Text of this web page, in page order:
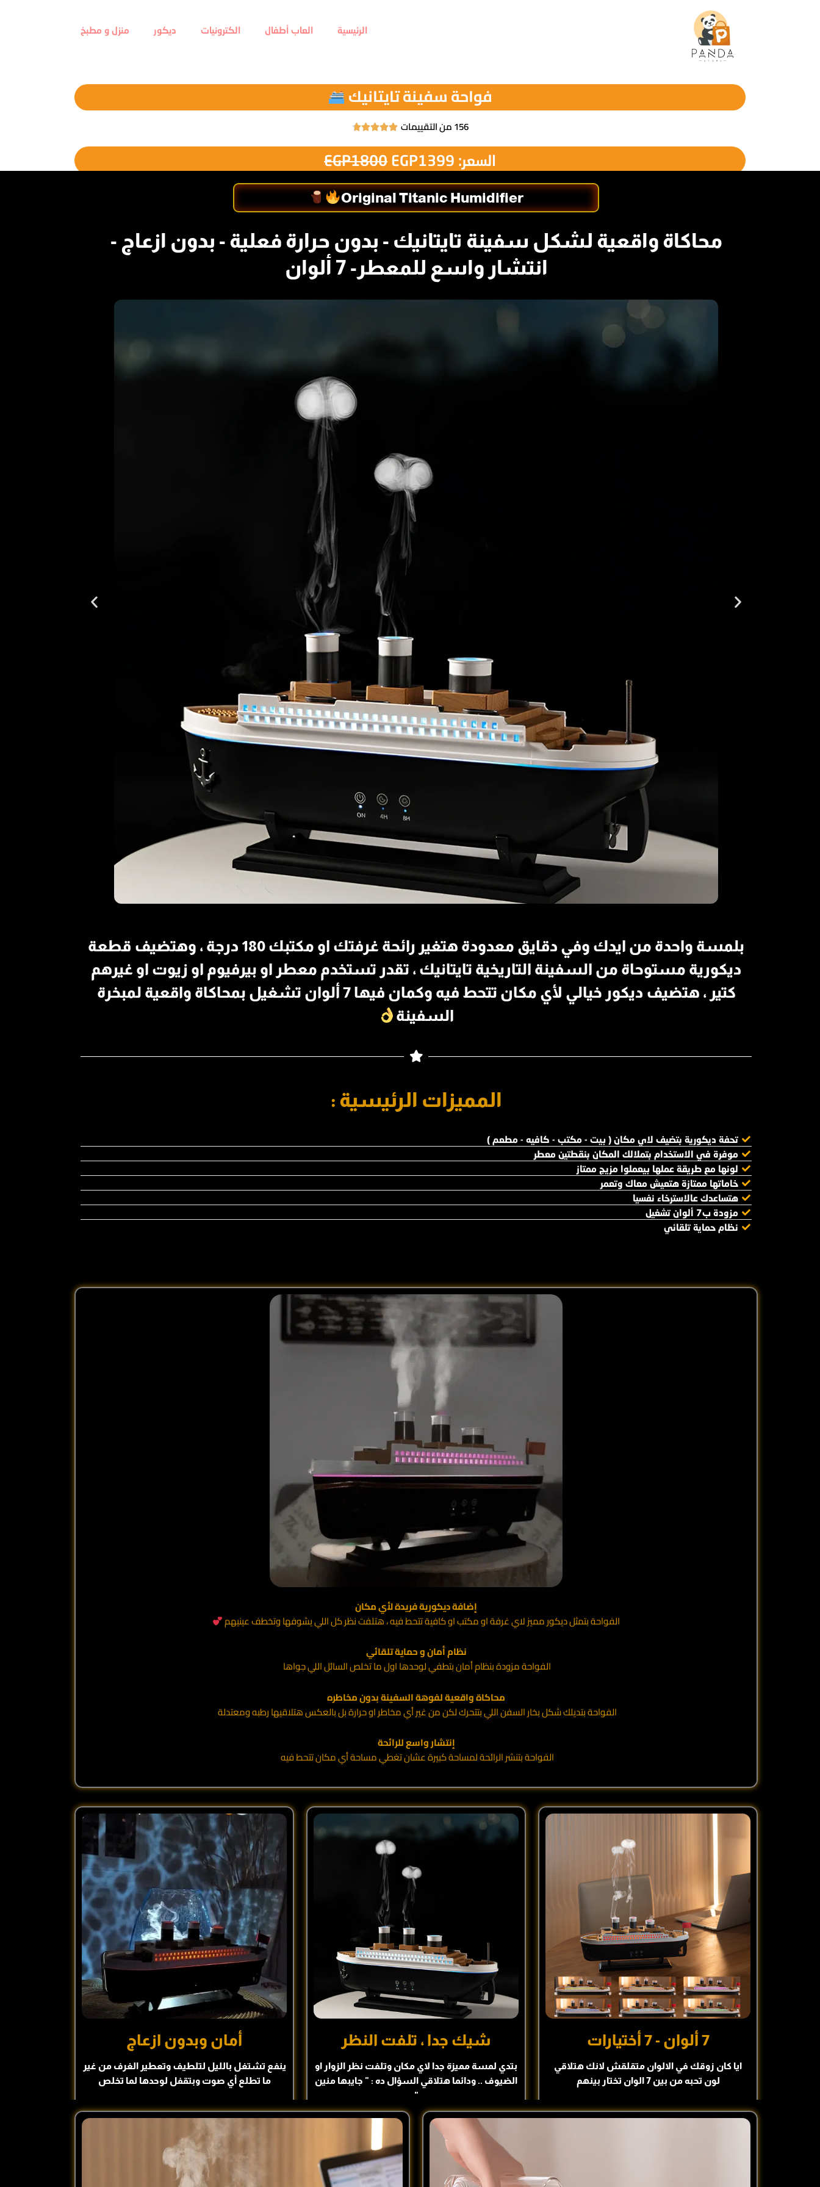
الرئيسية العاب أطفال الكترونيات ديكور منزل و مطبخ
فواحة سفينة تايتانيك
156 من التقييمات 




السعر: EGP1800 EGP1399
Original Titanic Humidifier
محاكاة واقعية لشكل سفينة تايتانيك - بدون حرارة فعلية - بدون ازعاج -
انتشار واسع للمعطر- 7 ألوان
بلمسة واحدة من ايدك وفي دقايق معدودة هتغير رائحة غرفتك او مكتبك 180 درجة ، وهتضيف قطعة
ديكورية مستوحاة من السفينة التاريخية تايتانيك ، تقدر تستخدم معطر او بيرفيوم او زيوت او غيرهم
كتير ، هتضيف ديكور خيالي لأي مكان تتحط فيه وكمان فيها 7 ألوان تشغيل بمحاكاة واقعية لمبخرة
السفينة
المميزات الرئيسية :
تحفة ديكورية بتضيف لاي مكان ( بيت - مكتب - كافيه - مطعم )
موفرة في الاستخدام بتملالك المكان بنقطتين معطر
لونها مع طريقة عملها بيعملوا مزيج ممتاز
خاماتها ممتازة هتعيش معاك وتعمر
هتساعدك عالاسترخاء نفسيا
مزودة ب7 ألوان تشغيل
نظام حماية تلقائي
إضافة ديكورية فريدة لأي مكان
الفواحة بتمثل ديكور مميز لاي غرفة او مكتب او كافية تتحط فيه ، هتلفت نظر كل اللي يشوفها وتخطف عينيهم
نظام أمان و حماية تلقائي
الفواحة مزودة بنظام أمان بتطفي لوحدها اول ما تخلص السائل اللي جواها
محاكاة واقعية لفوهة السفينة بدون مخاطره
الفواحة بتديلك شكل بخار السفن اللي بتتحرك لكن من غير أي مخاطر او حرارة بل بالعكس هتلاقيها رطبه ومعتدلة
إنتشار واسع للرائحة
الفواحة بتنشر الرائحة لمساحة كبيرة عشان تغطي مساحة أي مكان تتحط فيه
7 ألوان - 7 أختيارات
ايا كان زوقك في الالوان متقلقش لانك هتلاقي
لون تحبه من بين 7 الوان تختار بينهم
شيك جدا ، تلفت النظر
بتدي لمسة مميزة جدا لاي مكان وتلفت نظر الزوار او
الضيوف .. ودائما هتلاقي السؤال ده : " جايبها منين
"
أمان وبدون ازعاج
ينفع تشتغل بالليل لتلطيف وتعطير الغرف من غير
ما تطلع أي صوت وبتقفل لوحدها لما تخلص